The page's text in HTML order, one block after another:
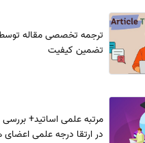
ترجمه تخصصی مقاله
تضمین کیفیت
مرتبه علمی اساتید+
در ارتقا درجه علمی